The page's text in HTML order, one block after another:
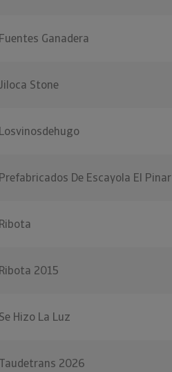
Fuentes Ganadera
Jiloca Stone
Losvinosdehugo
Prefabricados De Escayola El Pinar
Ribota
Ribota 2015
Se Hizo La Luz
Taudetrans 2026